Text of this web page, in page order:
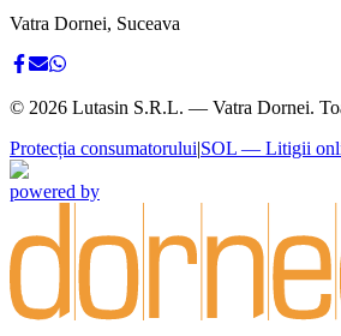
Vatra Dornei, Suceava
© 2026 Lutasin S.R.L. — Vatra Dornei.
Protecția consumatorului|SOL — Litigii
powered by